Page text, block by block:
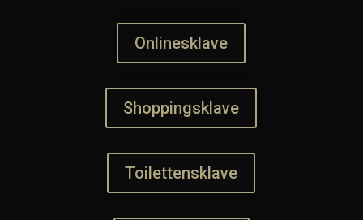
Onlinesklave
Shoppingsklave
Toilettensklave